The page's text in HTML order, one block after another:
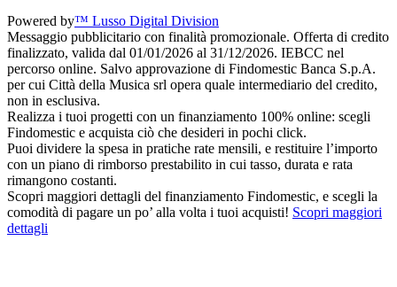
Powered by™ Lusso Digital Division
Messaggio pubblicitario con finalità promozionale. Offerta di credito
finalizzato, valida dal 01/01/2026 al 31/12/2026. IEBCC nel
percorso online. Salvo approvazione di Findomestic Banca S.p.A.
per cui Città della Musica srl opera quale intermediario del credito,
non in esclusiva.
Realizza i tuoi progetti con un finanziamento 100% online: scegli
Findomestic e acquista ciò che desideri in pochi click.
Puoi dividere la spesa in pratiche rate mensili, e restituire l’importo
con un piano di rimborso prestabilito in cui tasso, durata e rata
rimangono costanti.
Scopri maggiori dettagli del finanziamento Findomestic, e scegli la
comodità di pagare un po’ alla volta i tuoi acquisti! Scopri maggiori
dettagli